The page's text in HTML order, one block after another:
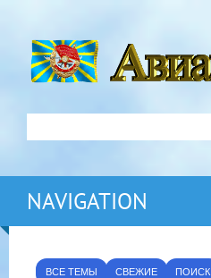
NAVIGATION
ВСЕ ТЕМЫ СВЕЖИЕ ПОИСК